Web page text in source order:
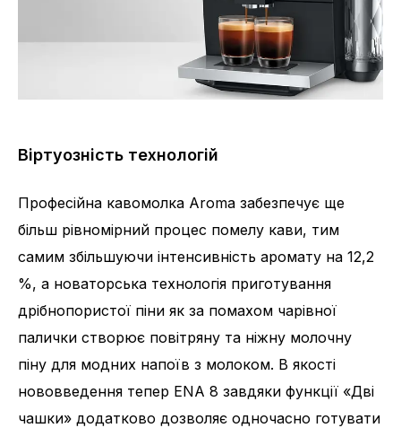
Віртуозність технологій
Професійна кавомолка Aroma забезпечує ще
більш рівномірний процес помелу кави, тим
самим збільшуючи інтенсивність аромату на 12,2
%, а новаторська технологія приготування
дрібнопористої піни як за помахом чарівної
палички створює повітряну та ніжну молочну
піну для модних напоїв з молоком. В якості
нововведення тепер ENA 8 завдяки функції «Дві
чашки» додатково дозволяє одночасно готувати